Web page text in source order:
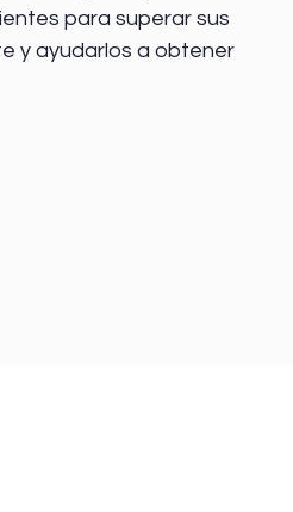
para superar sus
y ayudarlos a obtener